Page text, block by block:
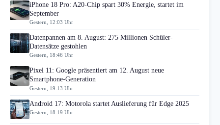
iPhone 18 Pro: A20-Chip spart 30% Energie, startet im
September
Gestern, 12:03 Uhr
Datenpannen am 8. August: 275 Millionen Schüler-
Datensätze gestohlen
Gestern, 18:46 Uhr
Pixel 11: Google präsentiert am 12. August neue
Smartphone-Generation
Gestern, 19:13 Uhr
Android 17: Motorola startet Auslieferung für Edge 2025
Gestern, 18:19 Uhr